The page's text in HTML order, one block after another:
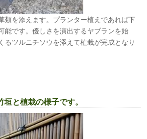
類を添えます。プランター植えであれば下
能です。優しさを演出するヤブランを始
るツルニチソウを添えて植栽が完成となり
と植栽の様子です。